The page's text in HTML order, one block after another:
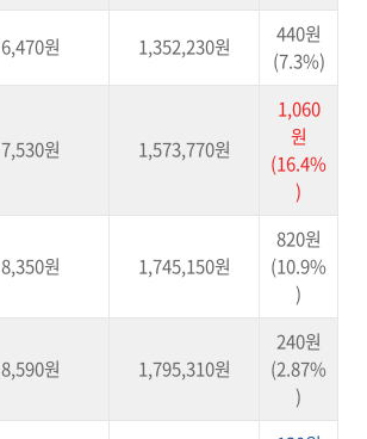
6,470원 1,352,230원
440원
(7.3%)
7,530원 1,573,770원
1,060
원
(16.4%
)
8,350원 1,745,150원
820원
(10.9%
)
8,590원 1,795,310원
240원
(2.87%
)